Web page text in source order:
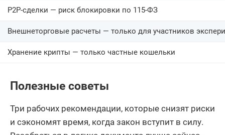
P2P-сделки — риск блокировки по 115-ФЗ
Внешнеторговые расчеты — только для участников
Хранение крипты — только частные кошельки
Полезные советы
Три рабочих рекомендации, которые снизят риски
и сэкономят время, когда закон вступит в силу.